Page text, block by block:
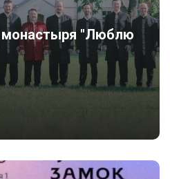
монастыря "Люблю